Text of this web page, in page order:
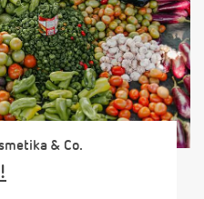
& Co.